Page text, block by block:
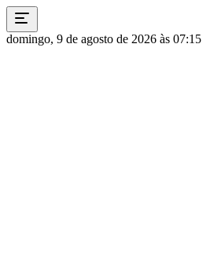
domingo, 9 de agosto de 2026 às 07:15